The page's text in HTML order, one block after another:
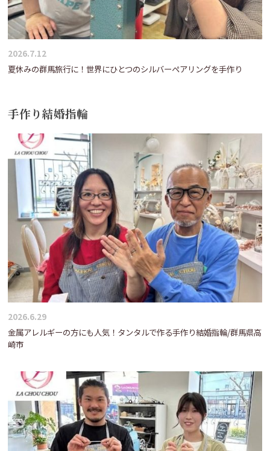
2026.7.12
夏休みの群馬旅行に！世界にひとつのシルバーペアリングを手作り
手作り結婚指輪
2026.6.29
金属アレルギーの方にも人気！タンタルで作る手作り結婚指輪/群馬県高
崎市